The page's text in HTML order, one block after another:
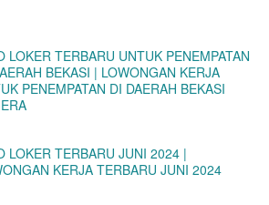
LOKER TERBARU UNTUK PENEMPATAN
BEKASI | LOWONGAN KERJA
PENEMPATAN DI DAERAH BEKASI
LOKER TERBARU JUNI 2024 |
KERJA TERBARU JUNI 2024